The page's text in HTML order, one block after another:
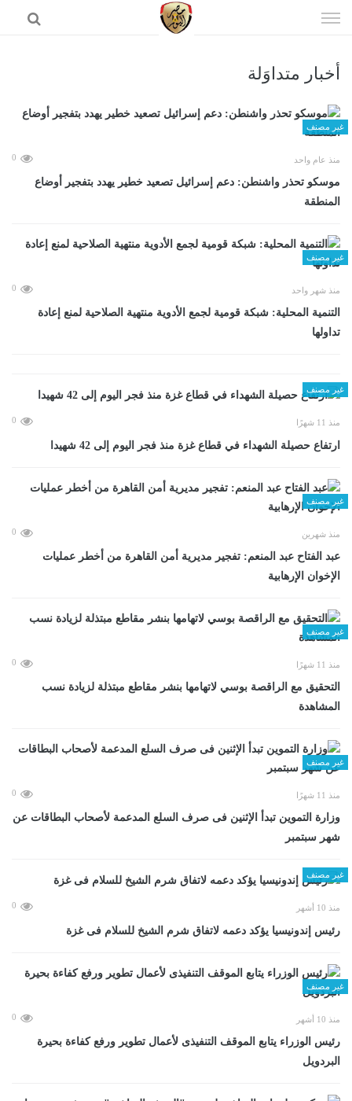
الى
أخبار متداوَلة
غير مصنف
منذ عام واحد 0
موسكو تحذر واشنطن: دعم إسرائيل تصعيد خطير يهدد بتفجير أوضاع
المنطقة
غير مصنف
منذ شهر واحد 0
التنمية المحلية: شبكة قومية لجمع الأدوية منتهية الصلاحية لمنع إعادة
تداولها
غير مصنف
منذ 11 شهرًا 0
ارتفاع حصيلة الشهداء في قطاع غزة منذ فجر اليوم إلى 42 شهيدا
غير مصنف
منذ شهرين 0
عبد الفتاح عبد المنعم: تفجير مديرية أمن القاهرة من أخطر عمليات
الإخوان الإرهابية
غير مصنف
منذ 11 شهرًا 0
التحقيق مع الراقصة بوسي لاتهامها بنشر مقاطع مبتذلة لزيادة نسب
المشاهدة
غير مصنف
منذ 11 شهرًا 0
وزارة التموين تبدأ الإثنين فى صرف السلع المدعمة لأصحاب البطاقات عن
شهر سبتمبر
غير مصنف
منذ 10 أشهر 0
رئيس إندونيسيا يؤكد دعمه لاتفاق شرم الشيخ للسلام فى غزة
غير مصنف
منذ 10 أشهر 0
رئيس الوزراء يتابع الموقف التنفيذى لأعمال تطوير ورفع كفاءة بحيرة
البردويل